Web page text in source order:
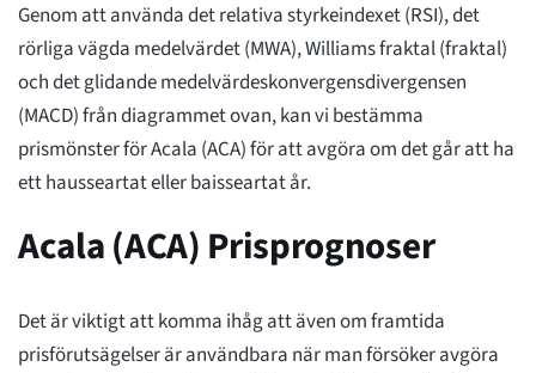
Genom att använda det relativa styrkeindexet (RSI), det
rörliga vägda medelvärdet (MWA), Williams fraktal (fraktal)
och det glidande medelvärdeskonvergensdivergensen
(MACD) från diagrammet ovan, kan vi bestämma
prismönster för Acala (ACA) för att avgöra om det går att ha
ett hausseartat eller baisseartat år.
Acala (ACA) Prisprognoser
Det är viktigt att komma ihåg att även om framtida
prisförutsägelser är användbara när man försöker avgöra